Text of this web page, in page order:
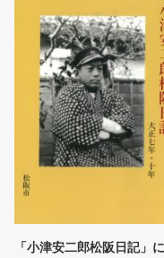
「小津安二郎松阪日記」